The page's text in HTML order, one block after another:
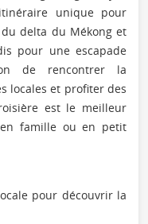
unique pour
delta du Mékong et
pour une escapade
de rencontrer la
locales et profiter des
est le meilleur
famille ou en petit
pour découvrir la